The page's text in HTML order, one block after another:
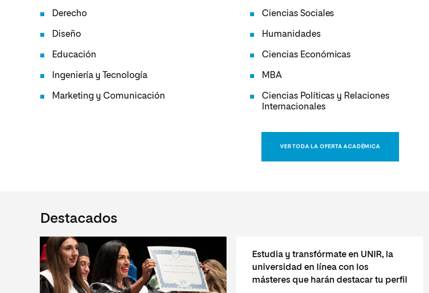
Derecho
Diseño
Educación
Ingeniería y Tecnología
Marketing y Comunicación
Ciencias Sociales
Humanidades
Ciencias Económicas
MBA
Ciencias Políticas y Relaciones
Internacionales
VER TODA LA OFERTA ACADÉMICA
Destacados
Estudia y transfórmate en UNIR, la
universidad en línea con los
másteres que harán destacar tu perfil